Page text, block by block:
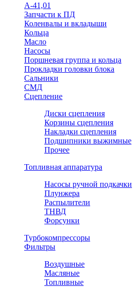
А-41,01
Запчасти к ПД
Коленвалы и вкладыши
Кольца
Масло
Насосы
Поршневая группа и кольца
Прокладки головки блока
Сальники
СМД
Сцепление
Диски сцепления
Корзины сцепления
Накладки сцепления
Подшипники выжимные
Прочее
Топливная аппаратура
Насосы ручной подкачки
Плунжера
Распылители
ТНВД
Форсунки
Турбокомпрессоры
Фильтры
Воздушные
Масляные
Топливные